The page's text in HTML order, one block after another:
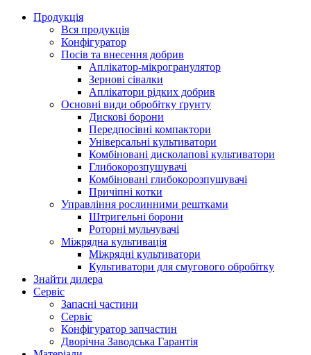
Продукція
Вся продукція
Конфігуратор
Посів та внесення добрив
Аплікатор-мікрогранулятор
Зернові сівалки
Аплікатори рідких добрив
Oсновні види обробітку ґрунту
Дискові борони
Передпосівні компактори
Універсальні культиватори
Комбіновані дисколапові культиватори
Глибокорозпушувачі
Комбіновані глибокорозпушувачі
Причіпні котки
Управління рослинними рештками
Штригельні борони
Pоторні мульчувачі
Міжрядна культивація
Міжрядні культиватори
Культиватори для смугового обробітку
Знайти дилера
Сервіс
Запасні частини
Сервіс
Конфігуратор запчастин
Дворічна Заводська Гарантія